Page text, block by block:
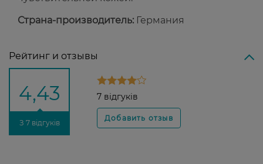
Страна-производитель: Германия
Рейтинг и отзывы
4,43
З 7 відгуків
7 відгуків